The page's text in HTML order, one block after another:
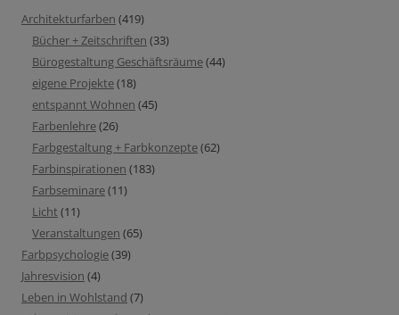
Architekturfarben (419)
Bücher + Zeitschriften (33)
Bürogestaltung Geschäftsräume(44)
eigene Projekte(18)
entspannt Wohnen (45)
Farbenlehre(26)
Farbgestaltung + Farbkonzepte(62)
Farbinspirationen (183)
Farbseminare(11)
Licht (11)
Veranstaltungen (65)
Farbpsychologie(39)
Jahresvision (4)
Leben in Wohlstand (7)